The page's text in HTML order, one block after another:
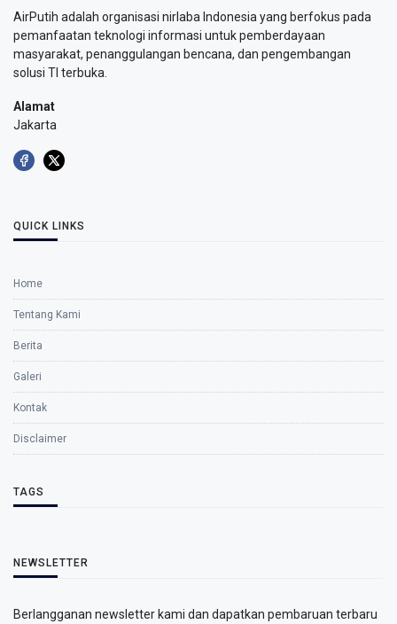
AirPutih adalah organisasi nirlaba Indonesia yang berfokus pada
pemanfaatan teknologi informasi untuk pemberdayaan
masyarakat, penanggulangan bencana, dan pengembangan
solusi TI terbuka.
Alamat
Jakarta
QUICK LINKS
Home
Tentang Kami
Berita
Galeri
Kontak
Disclaimer
TAGS
NEWSLETTER
Berlangganan newsletter kami dan dapatkan pembaruan terbaru